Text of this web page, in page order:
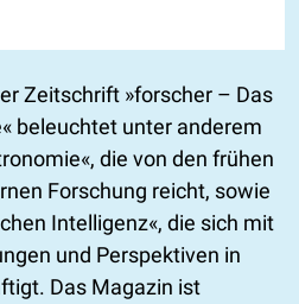
Zeitschrift »forscher – Das
beleuchtet unter anderem
die von den frühen
Forschung reicht, sowie
Intelligenz«, die sich mit
und Perspektiven in
Das Magazin ist